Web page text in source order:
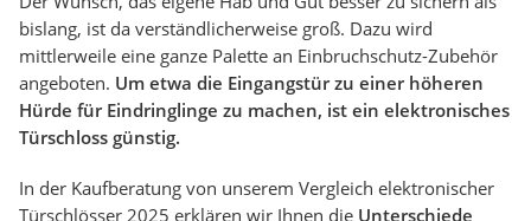
bislang, ist da verständlicherweise groß. Dazu wird
mittlerweile eine ganze Palette an Einbruchschutz-Zubehör
angeboten. Um etwa die Eingangstür zu einer höheren
Hürde für Eindringlinge zu machen, ist ein elektronisches
Türschloss günstig.
In der Kaufberatung von unserem Vergleich elektronischer
Türschlösser 2025 erklären wir Ihnen die Unterschiede